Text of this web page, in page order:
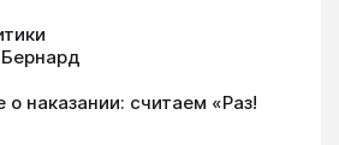
наказании: считаем «Раз!